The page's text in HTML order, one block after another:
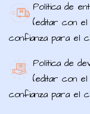
Política de
(editar con el
confianza para el
Política de
(editar con el
confianza para el